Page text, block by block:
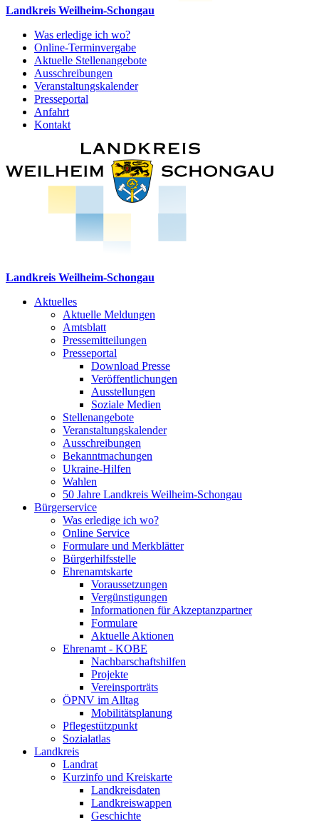
Landkreis Weilheim-Schongau
Was erledige ich wo?
Online-Terminvergabe
Aktuelle Stellenangebote
Ausschreibungen
Veranstaltungskalender
Presseportal
Anfahrt
Kontakt
Landkreis Weilheim-Schongau
Aktuelles
Aktuelle Meldungen
Amtsblatt
Pressemitteilungen
Presseportal
Download Presse
Veröffentlichungen
Ausstellungen
Soziale Medien
Stellenangebote
Veranstaltungskalender
Ausschreibungen
Bekanntmachungen
Ukraine-Hilfen
Wahlen
50 Jahre Landkreis Weilheim-Schongau
Bürgerservice
Was erledige ich wo?
Online Service
Formulare und Merkblätter
Bürgerhilfsstelle
Ehrenamtskarte
Voraussetzungen
Vergünstigungen
Informationen für Akzeptanzpartner
Formulare
Aktuelle Aktionen
Ehrenamt - KOBE
Nachbarschaftshilfen
Projekte
Vereinsporträts
ÖPNV im Alltag
Mobilitätsplanung
Pflegestützpunkt
Sozialatlas
Landkreis
Landrat
Kurzinfo und Kreiskarte
Landkreisdaten
Landkreiswappen
Geschichte